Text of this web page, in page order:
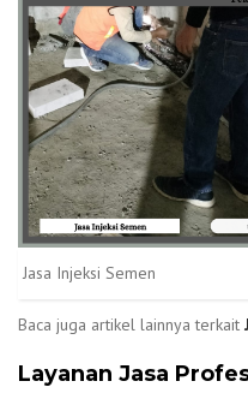
Jasa Injeksi Semen
Baca juga artikel lainnya terkait
Layanan Jasa